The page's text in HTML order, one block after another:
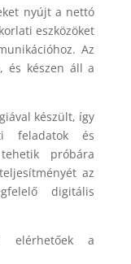
nyújt a nettó
eszközöket
Az
és készen áll a
készült, így
feladatok és
próbára
az
digitális
elérhetőek a